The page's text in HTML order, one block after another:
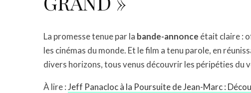
La promesse tenue par la bande-annonce était claire :
les cinémas du monde. Et le film a tenu parole, en
divers horizons, tous venus découvrir les péripéties
À lire :Jeff Panacloc à la Poursuite de Jean-Marc :